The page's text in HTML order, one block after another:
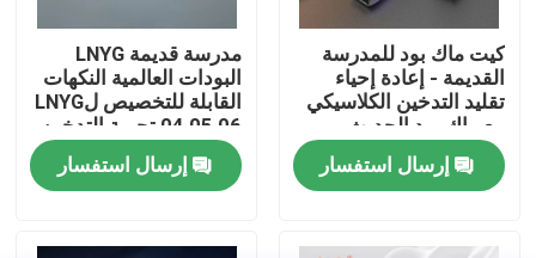
جولة في المعمل
ضبط الجودة
اتصل بنا
كيت ماك بود للمدرسة
القديمة - إعادة إحياء
تقليد التدخين الكلاسيكي
مع ماك بود الحديث ،
المصنوع للنكهة النقية
وسهولة الاستخدام
إرسال استفسار
مدرسة قديمة LNYG
البودات العالمية النكهات
القابلة للتخصيص لLNYG
04 05 06 تجربة التدخين
السلسة
إرسال استفسار